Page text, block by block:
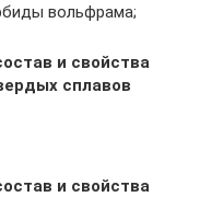
вольфрама;
и свойства
сплавов
и свойства